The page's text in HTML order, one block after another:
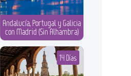
Andalucía, Portugal y Galicia
con Madrid (Sin Alhambra)
14 Días